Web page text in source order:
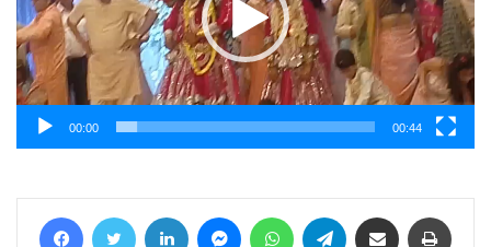
00:00 00:44
FacebookTwitter LinkedIn MessengerWhatsAppTelegram Share via Email